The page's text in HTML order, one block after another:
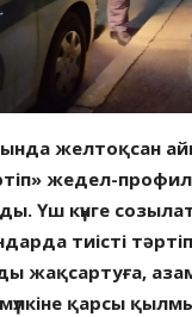
желтоқсан
жедел-
Үш күнге
тиісті
жақсартуға,
қарсы